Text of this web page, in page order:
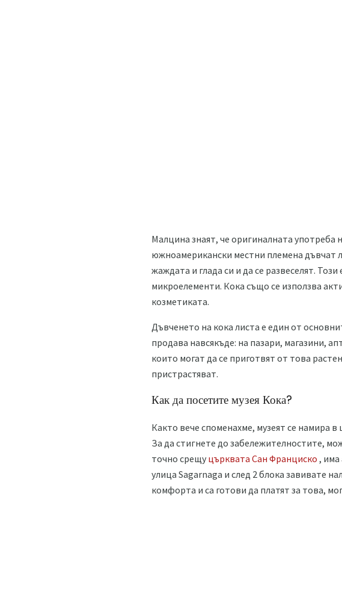
Малцина знаят, че оригиналната употреба
южноамерикански местни племена дъвчат
жаждата и глада си и да се развеселят.
микроелементи. Кока също се използва
козметиката.
Дъвченето на кока листа е един от
продава навсякъде: на пазари, магазини,
които могат да се приготвят от това
пристрастяват.
Как да посетите музея Кока?
Както вече споменахме, музеят се намира
За да стигнете до забележителностите,
точно срещу църквата Сан Франциско , има
улица Sagarnaga и след 2 блока завивате
комфорта и са готови да платят за това,